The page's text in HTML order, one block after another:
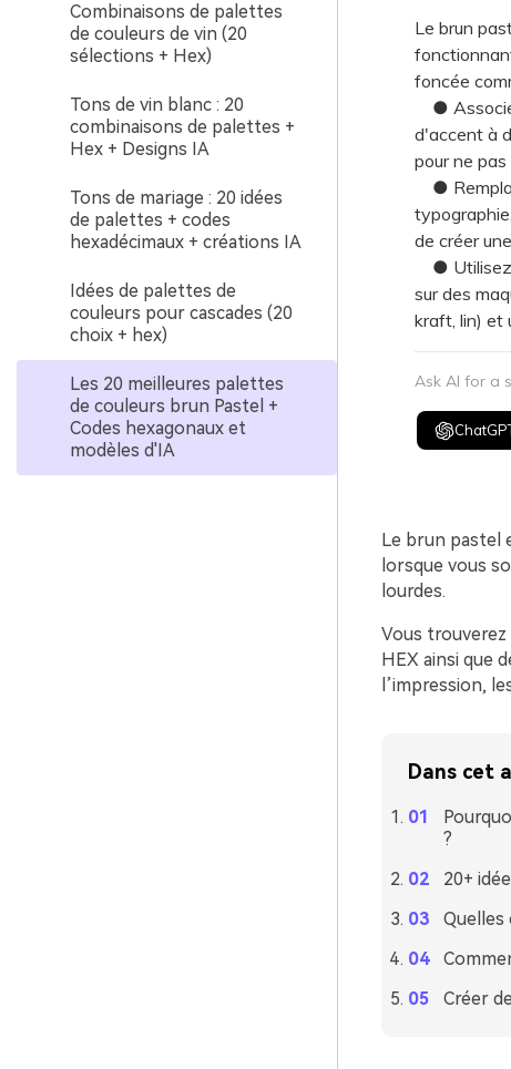
Combinaisons de palettes
de couleurs de vin (20
sélections + Hex)
Tons de vin blanc : 20
combinaisons de palettes +
Hex + Designs IA
Tons de mariage : 20 idées
de palettes + codes
hexadécimaux + créations IA
Idées de palettes de
couleurs pour cascades (20
choix + hex)
Les 20 meilleures palettes
de couleurs brun Pastel +
Codes hexagonaux et
modèles d'IA
Le brun
foncée
●
d'accent à
pour ne
●
de créer
● Utilisez
sur des
kraft, lin) et
Ask AI for a
Le brun pastel
lorsque vous
lourdes.
Vous trouverez
HEX ainsi que
l’impression,
Dans cet
?
20+
Quelles
Créer